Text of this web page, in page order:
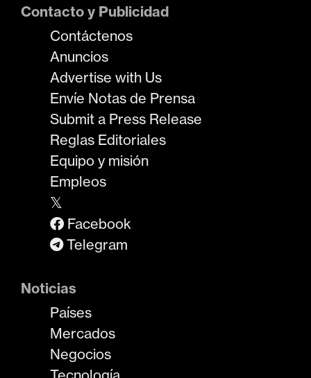
Contacto y Publicidad
Contáctenos
Anuncios
Advertise with Us
Envíe Notas de Prensa
Submit a Press Release
Reglas Editoriales
Equipo y misión
Empleos
𝕏
Facebook
Telegram
Noticias
Países
Mercados
Negocios